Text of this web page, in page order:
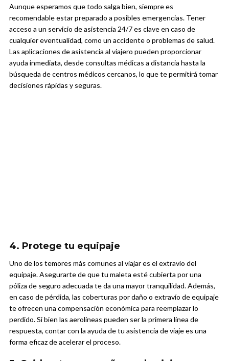
Aunque esperamos que todo salga bien, siempre es
recomendable estar preparado a posibles emergencias. Tener
acceso a un servicio de asistencia 24/7 es clave en caso de
cualquier eventualidad, como un accidente o problemas de salud.
Las aplicaciones de asistencia al viajero pueden proporcionar
ayuda inmediata, desde consultas médicas a distancia hasta la
búsqueda de centros médicos cercanos, lo que te permitirá tomar
decisiones rápidas y seguras.
4. Protege tu equipaje
Uno de los temores más comunes al viajar es el extravío del
equipaje. Asegurarte de que tu maleta esté cubierta por una
póliza de seguro adecuada te da una mayor tranquilidad. Además,
en caso de pérdida, las coberturas por daño o extravío de equipaje
te ofrecen una compensación económica para reemplazar lo
perdido. Si bien las aerolíneas pueden ser la primera línea de
respuesta, contar con la ayuda de tu asistencia de viaje es una
forma eficaz de acelerar el proceso.